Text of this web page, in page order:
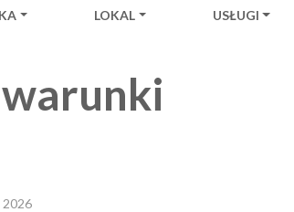
LOKAL USŁUGI
2026